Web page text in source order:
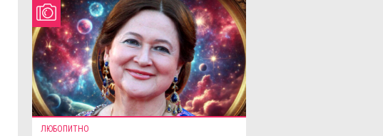
ЛЮБОПИТНО